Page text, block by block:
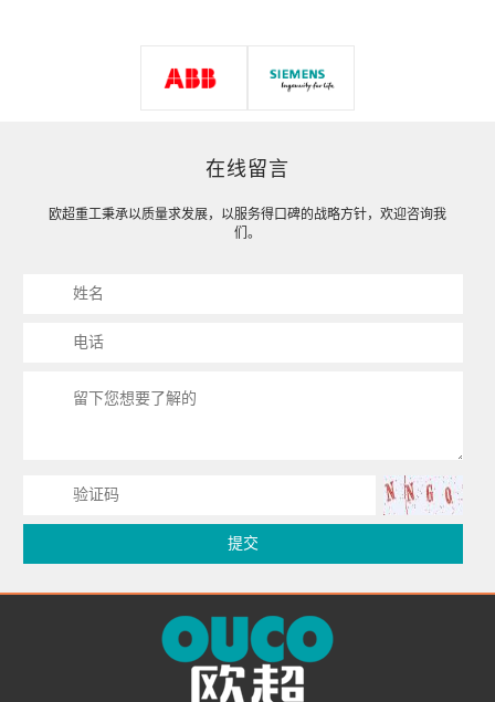
在线留言
欧超重工秉承以质量求发展，以服务得口碑的战略方针，欢迎咨询我
们。